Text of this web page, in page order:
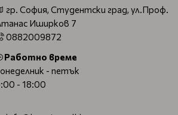
гр. София, Студентски град, ул.Проф.
Иширков 7
0882009872
Работно време
- петък
- 18:00